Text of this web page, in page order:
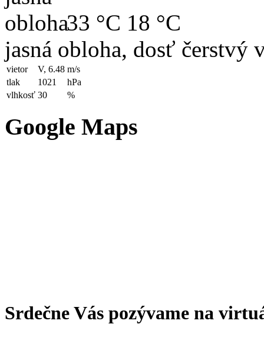
33 °C 18 °C
jasná obloha, dosť čerstvý
vietor V, 6.48 m/s
tlak
1021
hPa
vlhkosť 30 %
Google Maps
Srdečne Vás pozývame na